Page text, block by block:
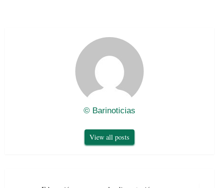
© Barinoticias
View all posts